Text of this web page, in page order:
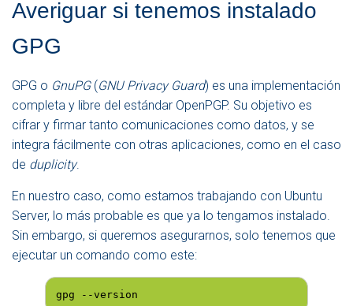
Averiguar si tenemos instalado
GPG
GPG o GnuPG(GNU Privacy Guard) es una implementación
completa y libre del estándar OpenPGP. Su objetivo es
cifrar y firmar tanto comunicaciones como datos, y se
integra fácilmente con otras aplicaciones, como en el caso
de duplicity.
En nuestro caso, como estamos trabajando con Ubuntu
Server, lo más probable es que ya lo tengamos instalado.
Sin embargo, si queremos asegurarnos, solo tenemos que
ejecutar un comando como este:
gpg --version